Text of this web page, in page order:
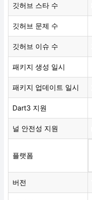
깃허브 스타 수
깃허브 문제 수
깃허브 이슈 수
패키지 생성 일시
패키지 업데이트 일시
Dart3 지원
널 안전성 지원
플랫폼
버전